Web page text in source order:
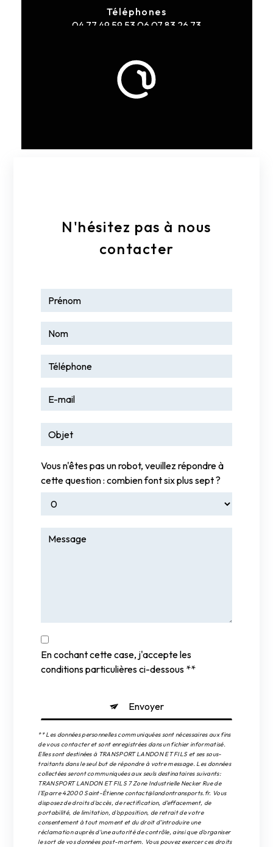
Téléphones
04 77 49 59 5306 07 83 26 73
N'hésitez pas à nous
contacter
Vous n'êtes pas un robot, veuillez répondre à
cette question : combien font six plus sept ?
En cochant cette case, j'accepte les
conditions particulières ci-dessous **
Envoyer
** Les données personnelles communiquées sont nécessaires aux fins
de vous contacter et sont enregistrées dans un fichier informatisé.
Elles sont destinées à TRANSPORT LANDON ET FILS et ses sous-
traitants dans le seul but de répondre à votre message. Les données
collectées seront communiquées aux seuls destinataires suivants:
TRANSPORT LANDON ET FILS 7 Zone Industrielle Necker Rue de
l'Eparre 42000 Saint-Étienne contact@landontransports.fr. Vous
disposez de droits d’accès, de rectification, d’effacement, de
portabilité, de limitation, d’opposition, de retrait de votre
consentement à tout moment et du droit d’introduire une
réclamation auprès d’une autorité de contrôle, ainsi que d’organiser
le sort de vos données post-mortem. Vous pouvez exercer ces droits